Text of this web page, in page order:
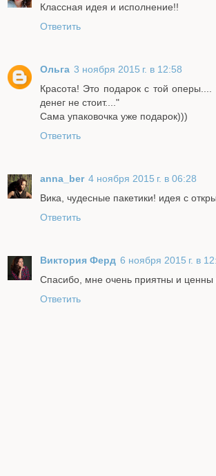
Классная идея и исполнение!!
Ответить
Ольга 3 ноября 2015 г. в 12:58
Красота! Это подарок с той оперы....
денег не стоит...."
Сама упаковочка уже подарок)))
Ответить
anna_ber 4 ноября 2015 г. в 06:28
Вика, чудесные пакетики! идея с
Ответить
Виктория Ферд 6 ноября 2015 г. в
Спасибо, мне очень приятны и ценны
Ответить